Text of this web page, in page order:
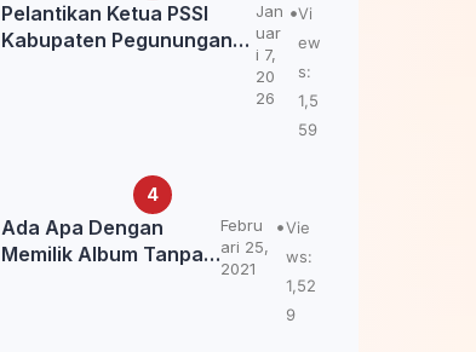
Pelantikan Ketua PSSI
Kabupaten Pegunungan
Jan
uar
i 7,
20
26
Vi
ew
s:
1,5
59
Ada Apa Dengan
Memilik Album Tanpa
Febru
ari 25,
2021
Vie
ws:
1,52
9